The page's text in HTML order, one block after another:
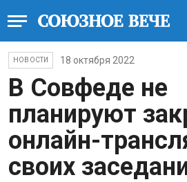
НОВОСТИ 18 октября 2022
В Совфеде не
планируют
онлайн-
своих